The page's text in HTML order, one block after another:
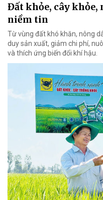
Đất khỏe, cây khỏe,
niềm tin
Từ vùng đất khó khăn, nông
duy sản xuất, giảm chi phí,
và thích ứng biến đổi khí hậu.